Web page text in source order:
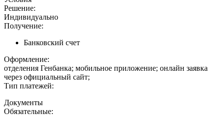
Решение:
Индивидуально
Получение:
Банковский счет
Оформление:
отделения Генбанка; мобильное приложение; онлайн заявка
через официальный сайт;
Тип платежей:
Документы
Обязательные: